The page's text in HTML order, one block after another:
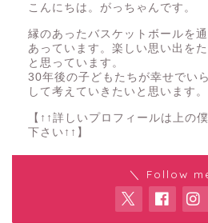
こんにちは。がっちゃんです。
縁のあったバスケットボールを
あっています。楽しい思い出を
と思っています。
30年後の子どもたちが幸せでい
して考えていきたいと思います。
【↑↑詳しいプロフィールは上の
下さい↑↑】
＼ Follow